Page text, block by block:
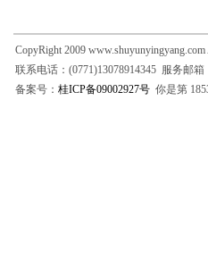
CopyRight 2009
联系电话：(0771)13078914345 服务邮
备案号： 桂ICP备09002927号 你是第